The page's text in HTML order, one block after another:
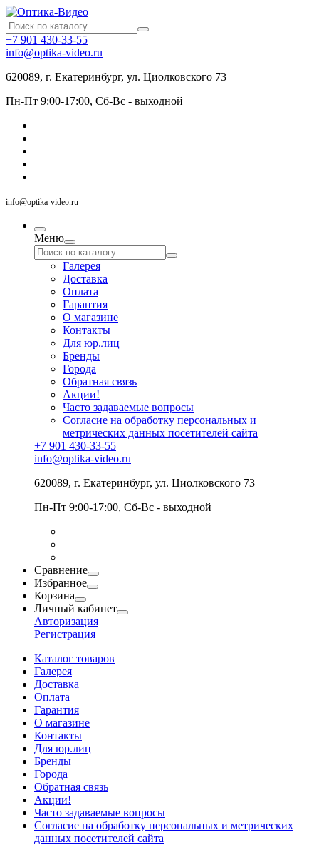
+7 901 430-33-55
info@optika-video.ru
620089, г. Екатеринбург, ул. Циолковского 73
Пн-Пт 9:00-17:00, Сб-Вс - выходной
info@optika-video.ru
Меню
Галерея
Доставка
Оплата
Гарантия
О магазине
Контакты
Для юр.лиц
Бренды
Города
Обратная связь
Акции!
Часто задаваемые вопросы
Согласие на обработку персональных и
метрических данных посетителей сайта
+7 901 430-33-55
info@optika-video.ru
620089, г. Екатеринбург, ул. Циолковского 73
Пн-Пт 9:00-17:00, Сб-Вс - выходной
Сравнение
Избранное
Корзина
Личный кабинет
Авторизация
Регистрация
Каталог товаров
Галерея
Доставка
Оплата
Гарантия
О магазине
Контакты
Для юр.лиц
Бренды
Города
Обратная связь
Акции!
Часто задаваемые вопросы
Согласие на обработку персональных и метрических
данных посетителей сайта